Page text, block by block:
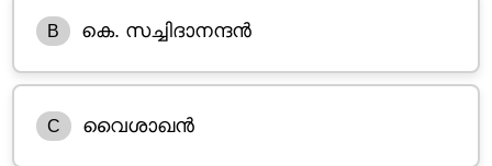
B കെ. സച്ചിദാനന്ദൻ
C വൈശാഖൻ